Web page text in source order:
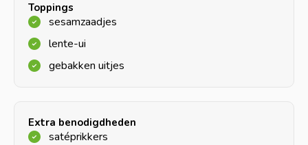
Toppings
sesamzaadjes
lente-ui
gebakken uitjes
Extra benodigdheden
satéprikkers